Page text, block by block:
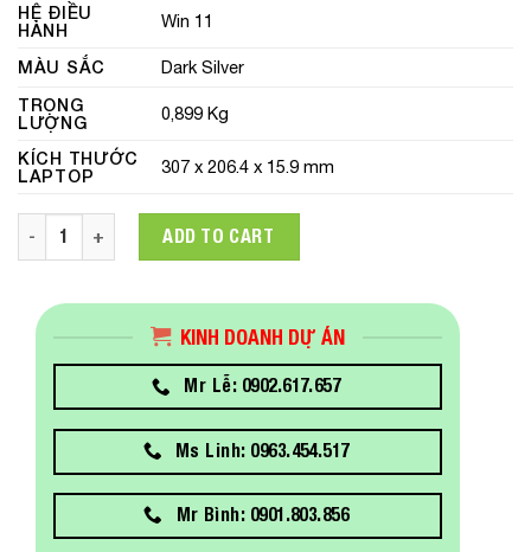
HỆ ĐIỀU
HÀNH
Win 11
MÀU SẮC
Dark Silver
TRỌNG
LƯỢNG
0,899 Kg
KÍCH THƯỚC
LAPTOP
307 x 206.4 x 15.9 mm
Laptop Fujitsu CH 9C13A1 (4ZR1G97615) (Core i5-1135G7 |
ADD TO CART
KINH DOANH DỰ ÁN
Mr Lễ: 0902.617.657
Ms Linh: 0963.454.517
Mr Bình: 0901.803.856